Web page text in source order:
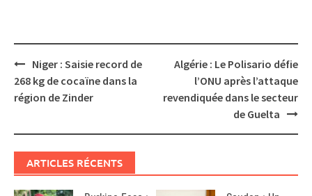
Post
navigation
Niger : Saisie record de
268 kg de cocaïne dans la
région de Zinder
Algérie : Le Polisario défie
l’ONU après l’attaque
revendiquée dans le secteur
de Guelta
ARTICLES RÉCENTS